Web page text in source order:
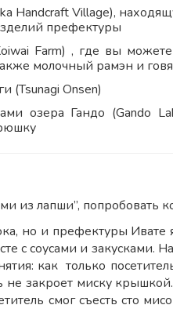
Handcraft Village),
префектуры
Farm) , где вы
молочный рамэн и
(Tsunagi Onsen)
озера Гандо (Gando
из лапши”, попробовать
и префектуры Ивате
соусами и закусками.
как только
не закроет миску
смог съесть сто